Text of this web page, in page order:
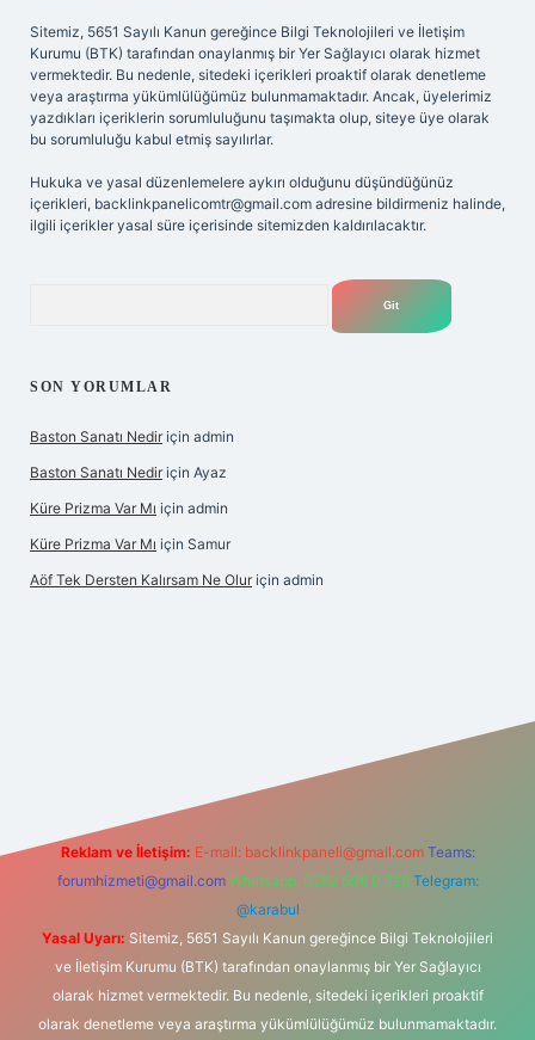
Sitemiz, 5651 Sayılı Kanun gereğince Bilgi Teknolojileri ve İletişim
Kurumu (BTK) tarafından onaylanmış bir Yer Sağlayıcı olarak hizmet
vermektedir. Bu nedenle, sitedeki içerikleri proaktif olarak denetleme
veya araştırma yükümlülüğümüz bulunmamaktadır. Ancak, üyelerimiz
yazdıkları içeriklerin sorumluluğunu taşımakta olup, siteye üye olarak
bu sorumluluğu kabul etmiş sayılırlar.
Hukuka ve yasal düzenlemelere aykırı olduğunu düşündüğünüz
içerikleri, backlinkpanelicomtr@gmail.com adresine bildirmeniz halinde,
ilgili içerikler yasal süre içerisinde sitemizden kaldırılacaktır.
SON YORUMLAR
Baston Sanatı Nedir için admin
Baston Sanatı Nedir için Ayaz
Küre Prizma Var Mı için admin
Küre Prizma Var Mı için Samur
Aöf Tek Dersten Kalırsam Ne Olur için admin
Reklam ve İletişim: E-mail: backlinkpaneli@gmail.com Teams:
forumhizmeti@gmail.com Whatsapp: 0262 606 0 726 Telegram:
@karabul
Yasal Uyarı: Sitemiz, 5651 Sayılı Kanun gereğince Bilgi Teknolojileri
ve İletişim Kurumu (BTK) tarafından onaylanmış bir Yer Sağlayıcı
olarak hizmet vermektedir. Bu nedenle, sitedeki içerikleri proaktif
olarak denetleme veya araştırma yükümlülüğümüz bulunmamaktadır.